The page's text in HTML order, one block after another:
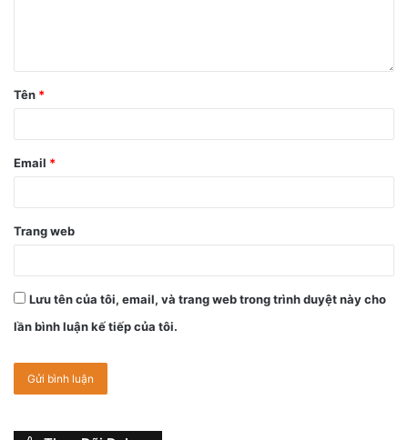
Tên *
Email *
Trang web
Lưu tên của tôi, email, và trang web trong trình duyệt này cho
lần bình luận kế tiếp của tôi.